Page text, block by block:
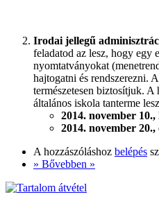
Irodai jellegű
feladatod az lesz, hogy egy
nyomtatványokat
hajtogatni és rendszerezni.
természetesen biztosítjuk.
általános iskola tanterme
2014. november
2014. november
A hozzászóláshoz belépés
» Bővebben »